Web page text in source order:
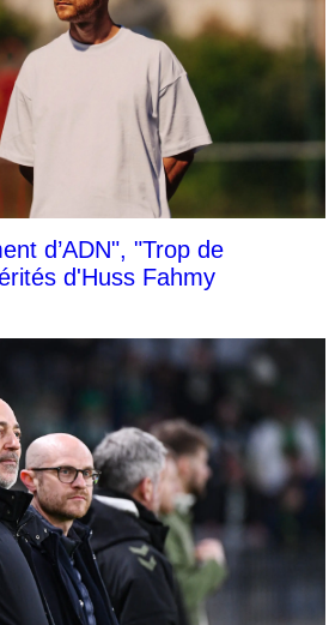
d’ADN", "Trop de
d'Huss Fahmy